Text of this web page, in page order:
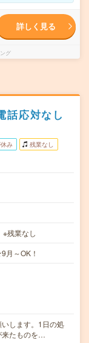
詳しく見る
グ
話応対なし
み 残業なし
残業なし
～OK！
します。1日の処
来たものを…